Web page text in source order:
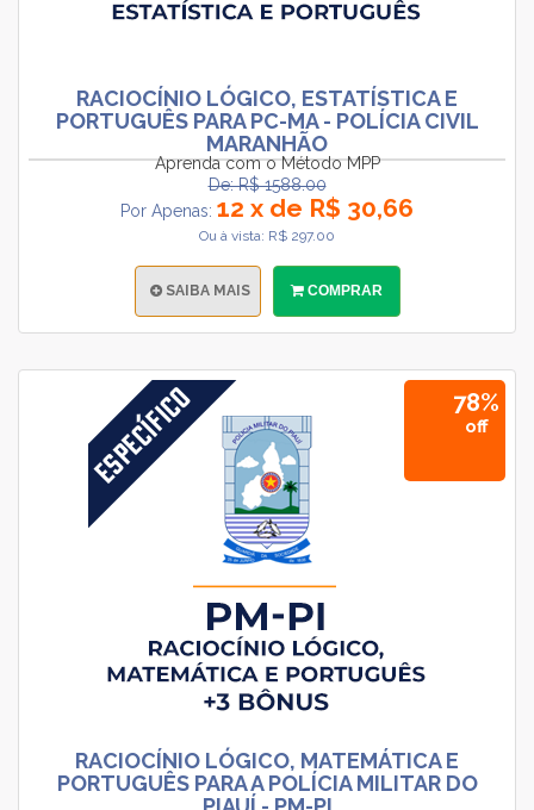
RACIOCÍNIO LÓGICO, ESTATÍSTICA E
PORTUGUÊS PARA PC-MA - POLÍCIA CIVIL
MARANHÃO
Aprenda com o Método MPP
De: R$ 1588.00
Por Apenas: 12 x de R$ 30,66
Ou à vista: R$ 297.00
SAIBA MAIS COMPRAR
78%
off
RACIOCÍNIO LÓGICO, MATEMÁTICA E
PORTUGUÊS PARA A POLÍCIA MILITAR DO